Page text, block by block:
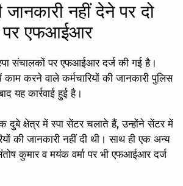
जानकारी नहीं देने पर दो
पर एफआईआर
संचालकों पर एफआईआर दर्ज की गई है।
करने वाले कर्मचारियों की जानकारी पुलिस
यह कार्रवाई हुई है।
क्षेत्र में स्पा सेंटर चलाते हैं, उन्होंने सेंटर में
की जानकारी नहीं दी थी। साथ ही एक अन्य
कुमार व मयंक वर्मा पर भी एफआईआर दर्ज